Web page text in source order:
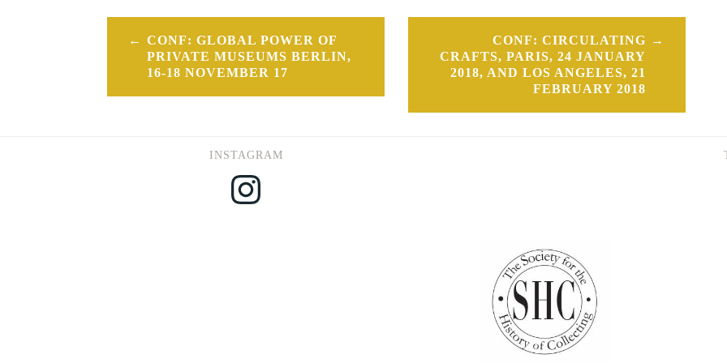
Post
navigation
CONF: GLOBAL POWER OF
PRIVATE MUSEUMS BERLIN,
16-18 NOVEMBER 17
CONF: CIRCULATING
CRAFTS, PARIS, 24 JANUARY
2018, AND LOS ANGELES, 21
FEBRUARY 2018
INSTAGRAM
Instagram